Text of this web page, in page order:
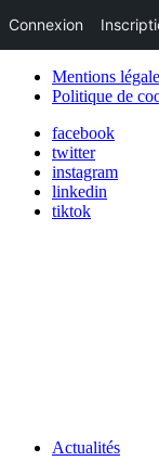
Mentions
Politique de
facebook
twitter
instagram
linkedin
tiktok
Actualités
Connexion